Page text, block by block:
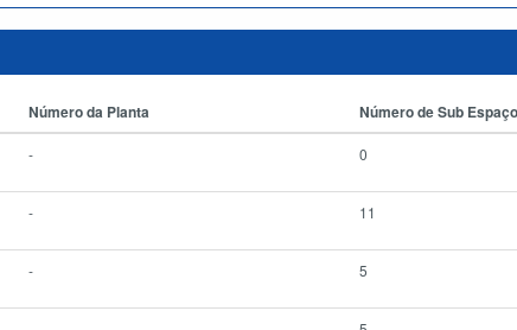
Número da Planta Número de Sub
- 0
- 11
- 5